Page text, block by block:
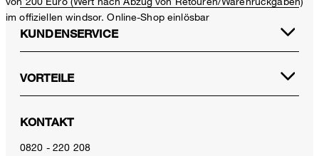
im offiziellen windsor. Online-Shop einlösbar
KUNDENSERVICE
VORTEILE
KONTAKT
0820 - 220 208